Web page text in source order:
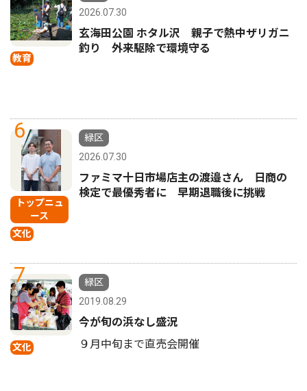
教育
2026.07.30
玄海田公園 ホタル沢 親子で熱中ザリガニ
釣り 外来駆除で環境守る
6
トップニュ
ース
文化
緑区
2026.07.30
ファミマ十日市場店主の渡邉さん 日商の
検定で最優秀者に 早期退職後に挑戦
7
文化
緑区
2019.08.29
今が旬の浜なし盛況
９月中旬まで直売会開催